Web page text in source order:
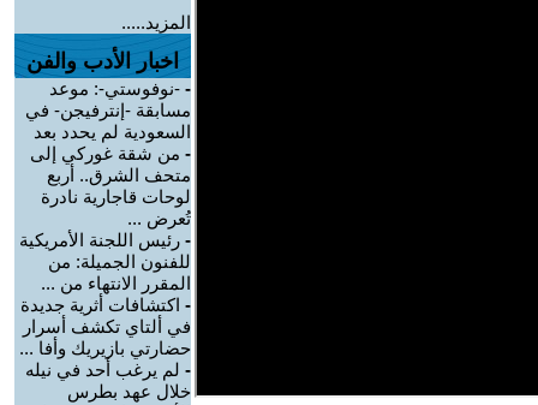
المزيد.....
اخبار الأدب والفن
- -نوفوستي-: موعد
مسابقة -إنترفيجن- في
السعودية لم يحدد بعد
- من شقة غوركي إلى
متحف الشرق.. أربع
لوحات قاجارية نادرة
تُعرض ...
- رئيس اللجنة الأمريكية
للفنون الجميلة: من
المقرر الانتهاء من ...
- اكتشافات أثرية جديدة
في ألتاي تكشف أسرار
حضارتي بازيريك وأفا ...
- لم يرغب أحد في نيله
خلال عهد بطرس